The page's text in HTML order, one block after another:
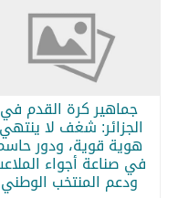
جماهير كرة القدم في
الجزائر: شغف لا
هوية قوية، ودور
في صناعة أجواء
ودعم المنتخب الوطني